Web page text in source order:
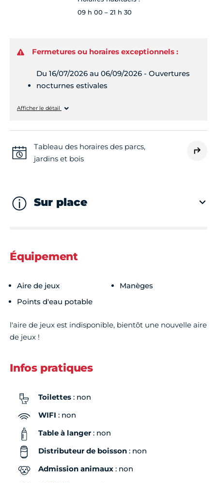
09 h 00 – 21 h 30
Fermetures ou horaires exceptionnels :
Du 16/07/2026 au 06/09/2026 - Ouvertures
nocturnes estivales
Lundi
Jeudi
Samedi
Dimanche 09h00 - 23h59
Afficher le détail
Tableau des horaires des parcs,
jardins et bois
Sur place
Équipement
Aire de jeux
Manèges
Points d'eau potable
l'aire de jeux est indisponible, bientôt une nouvelle aire
de jeux !
Infos pratiques
Toilettes : non
WIFI : non
Table à langer: non
Distributeur de boisson : non
Admission animaux : non